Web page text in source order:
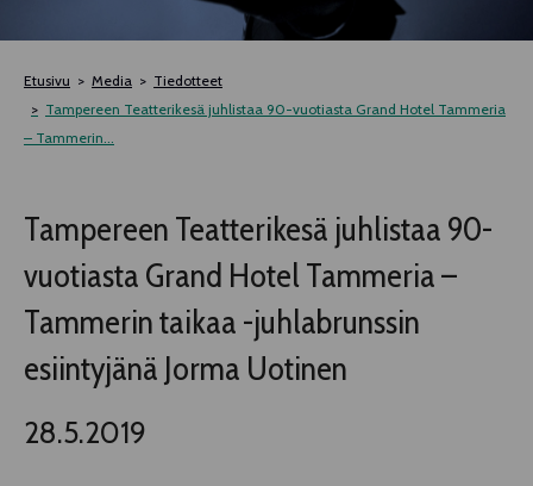
TELTTALAB
OFF TAMPERE
MUU OHJELMISTO
Etusivu Media
Tiedotteet
Tampereen Teatterikesä juhlistaa 90-vuotiasta Grand Hotel Tammeria
– Tammerin...
Tampereen Teatterikesä juhlistaa 90-
vuotiasta Grand Hotel Tammeria –
Tammerin taikaa -juhlabrunssin
esiintyjänä Jorma Uotinen
28.5.2019